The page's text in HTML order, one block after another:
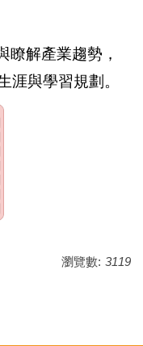
瞭解產業趨勢，
涯與學習規劃。
瀏覽數: 3119